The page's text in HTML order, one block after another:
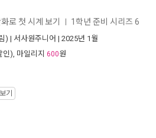
로 첫 시계 보기 1학년 준비 시리즈 6
) | 서사원주니어 | 2025년 1월
인), 마일리지 600원
기